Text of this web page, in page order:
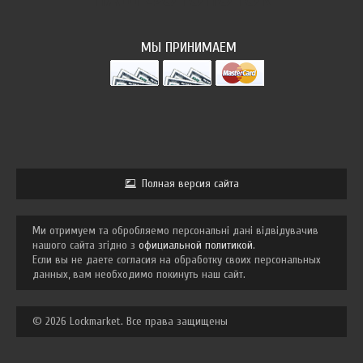
МЫ ПРИНИМАЕМ
Полная версия сайта
Ми отримуем та обробляемо персональні дані відвідувачив
нашого сайта згідно з официальной политикой.
Если вы не даете согласия на обработку своих персональных
данных, вам необходимо покинуть наш сайт.
© 2026 Lockmarket. Все права защищены